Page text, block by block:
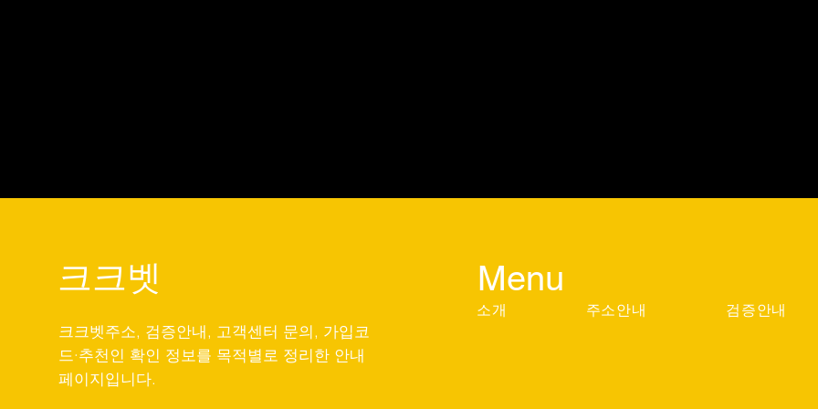
크크벳
크크벳주소, 검증안내, 고객센터 문의, 가입코
드·추천인 확인 정보를 목적별로 정리한 안내
페이지입니다.
Menu
소개 주소안내 검증안내